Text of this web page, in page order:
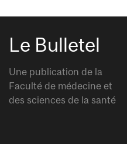
Le Bulletel
Une publication de la
Faculté de médecine et
des sciences de la santé